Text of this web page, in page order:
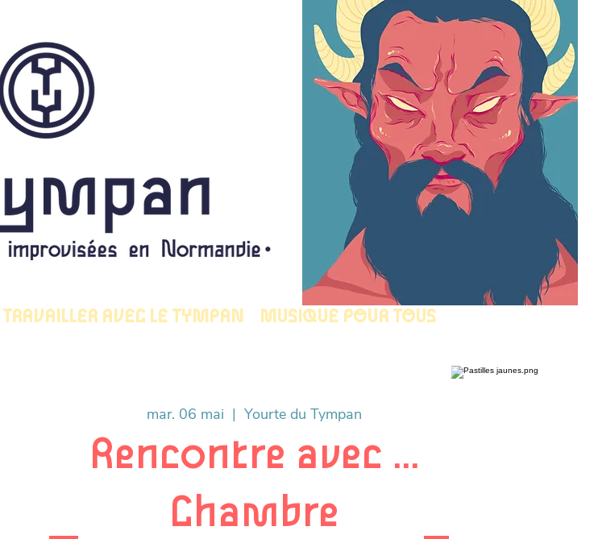
TRAVAILLER AVEC LE TYMPAN MUSIQUE POUR TOUS
mar. 06 mai
  |
Yourte du Tympan
Rencontre avec ...
Chambre